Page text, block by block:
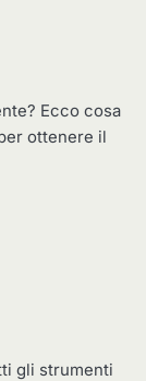
Ecco cosa
ottenere il
gli strumenti